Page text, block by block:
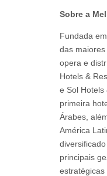
Sobre a
Fundada
das
opera e
Hotels &
e Sol Hotels
primeira
Árabes,
América
principais